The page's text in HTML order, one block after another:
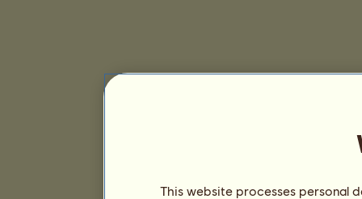
This website processes personal